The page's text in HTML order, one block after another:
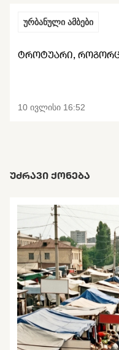
ურბანული ამბები
ᲢᲠᲝᲢᲣᲐᲠᲘ,
10 ივლისი 16:52
ᲣᲫᲠᲐᲕᲘ ᲥᲝᲜᲔᲑᲐ